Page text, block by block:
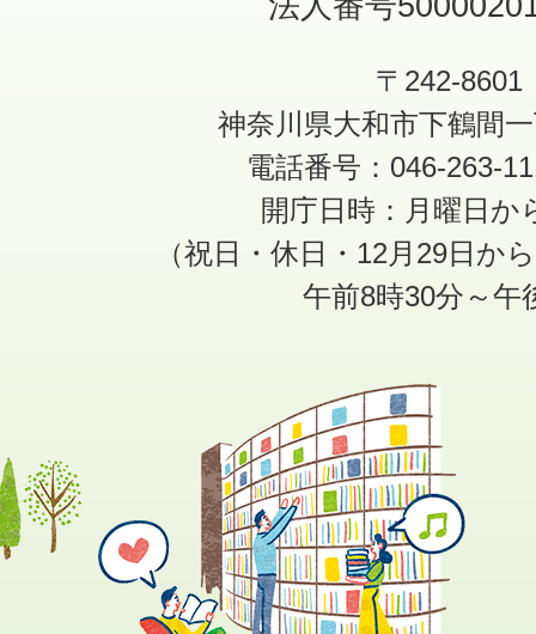
〒242-8601
神奈川県大和市下鶴間
電話番号：046-263-
開庁日時：月曜日か
（祝日・休日・12月29日か
午前8時30分～午